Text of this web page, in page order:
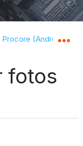
global
Procore (Android)
fotos